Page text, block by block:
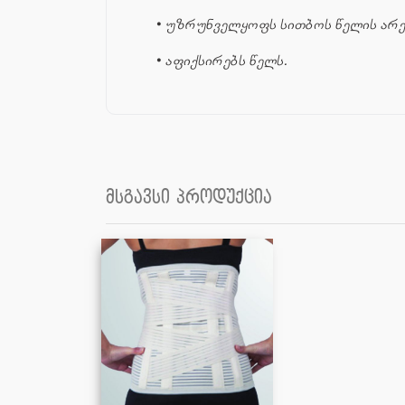
• უზრუნველყოფს სითბოს წელის
• აფიქსირებს წელს.
მსგავსი პროდუქცია